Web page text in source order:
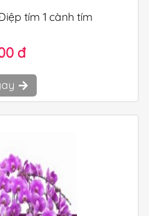
tím 1 cành tím
đ